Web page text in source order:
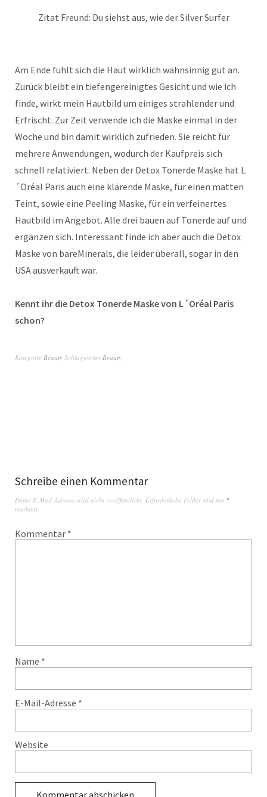
Zitat Freund: Du siehst aus, wie der Silver Surfer
Am Ende fühlt sich die Haut wirklich wahnsinnig gut an.
Zurück bleibt ein tiefengereinigtes Gesicht und wie ich
finde, wirkt mein Hautbild um einiges strahlender und
Erfrischt. Zur Zeit verwende ich die Maske einmal in der
Woche und bin damit wirklich zufrieden. Sie reicht für
mehrere Anwendungen, wodurch der Kaufpreis sich
schnell relativiert. Neben der Detox Tonerde Maske hat L
´Oréal Paris auch eine klärende Maske, für einen matten
Teint, sowie eine Peeling Maske, für ein verfeinertes
Hautbild im Angebot. Alle drei bauen auf Tonerde auf und
ergänzen sich. Interessant finde ich aber auch die Detox
Maske von bareMinerals, die leider überall, sogar in den
USA ausverkauft war.
Kennt ihr die Detox Tonerde Maske von L´Oréal Paris
schon?
Kategorie Beauty SchlagwörterBeauty
Schreibe einen Kommentar
Deine E-Mail-Adresse wird nicht veröffentlicht. Erforderliche Felder sind mit *
markiert
Kommentar *
Name *
E-Mail-Adresse *
Website